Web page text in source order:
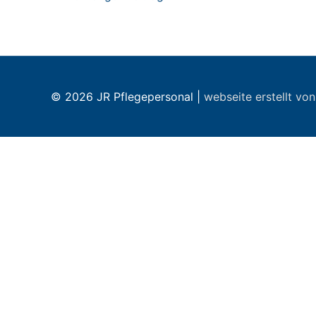
© 2026 JR Pflegepersonal webseite erstellt